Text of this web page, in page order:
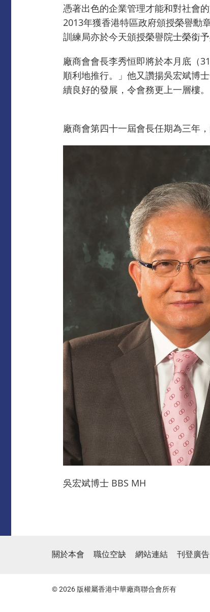
憑著出色的企業管理才能和對社會
2013年獲香港特區政府頒授榮譽勳
訓練局亦於今天頒授榮譽院士榮銜予
廠商會會長李秀恒即將於本月底（
順利地推行。」他又讚揚吳宏斌博
續良好的發展，令會務更上一層樓。
廠商會第四十一屆會長任期為三年
吳宏斌博士 BBS MH
關於本會 職位空缺 網站連結 刊登廣告
© 2026 版權屬香港中華廠商聯合會所有